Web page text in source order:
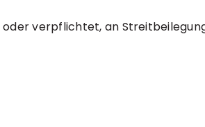
verpflichtet, an